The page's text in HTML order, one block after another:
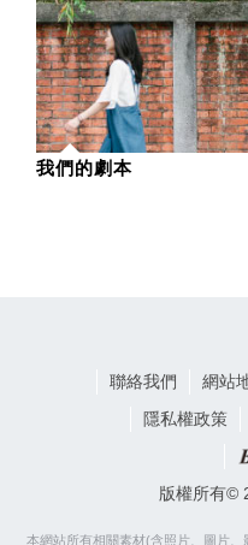
我們的劇本
聯絡我們 網站
隱私權政策
版權所有©
本網站所有相關素材(含照片、圖片